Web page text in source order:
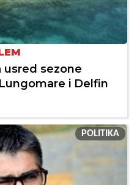
usred sezone
i Delfin
POLITIKA